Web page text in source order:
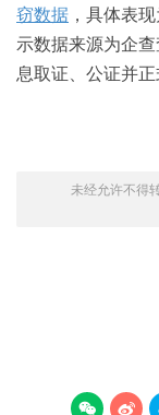
窃数据 ，具体表
示数据来源为企
息取证、公证并正
未经允许不得
 